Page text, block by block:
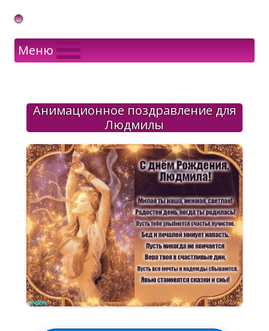
Gif Открытки в подарок
Меню
Анимационное поздравление для
Людмилы